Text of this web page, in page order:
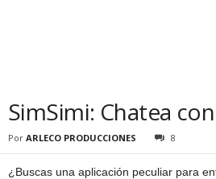
SimSimi: Chatea
Por ARLECO PRODUCCIONES 8
¿Buscas una aplicación peculiar para